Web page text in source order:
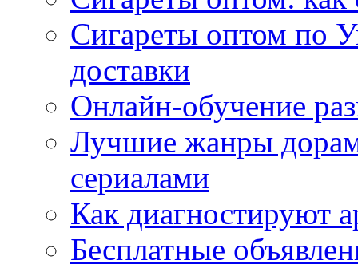
Сигареты оптом по
доставки
Онлайн-обучение
Лучшие жанры дорам
сериалами
Как диагностируют
Бесплатные